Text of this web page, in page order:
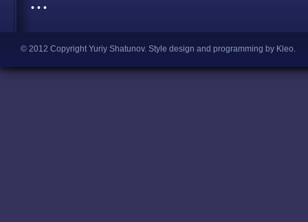
• • •
© 2012 Copyright Yuriy Shatunov. Style design and programming by Kleo.